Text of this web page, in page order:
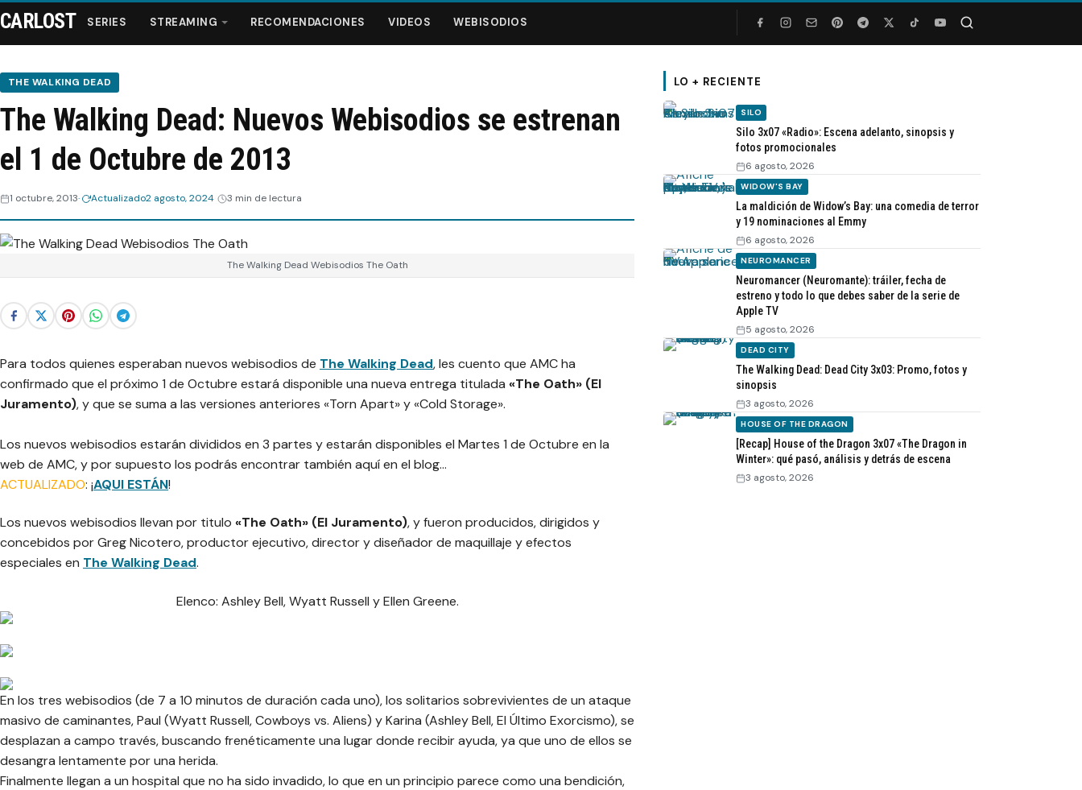
Series
Streaming
Webisodios
CARLOST SERIES STREAMING RECOMENDACIONES VIDEOS WEBISODIOS
THE WALKING DEAD
The Walking Dead: Nuevos Webisodios se estrenan
el 1 de Octubre de 2013
1 octubre, 2013 Actualizado2 agosto, 2024 3 min de lectura
The Walking Dead Webisodios The Oath
Para todos quienes esperaban nuevos webisodios de The Walking Dead, les cuento que AMC ha
confirmado que el próximo 1 de Octubre estará disponible una nueva entrega titulada «The Oath» (El
Juramento), y que se suma a las versiones anteriores «Torn Apart» y «Cold Storage».
Los nuevos webisodios estarán divididos en 3 partes y estarán disponibles el Martes 1 de Octubre en la
web de AMC, y por supuesto los podrás encontrar también aquí en el blog…
ACTUALIZADO: ¡AQUI ESTÁN!
Los nuevos webisodios llevan por titulo «The Oath» (El Juramento), y fueron producidos, dirigidos y
concebidos por Greg Nicotero, productor ejecutivo, director y diseñador de maquillaje y efectos
especiales en The Walking Dead.
Elenco: Ashley Bell, Wyatt Russell y Ellen Greene.
En los tres webisodios (de 7 a 10 minutos de duración cada uno), los solitarios sobrevivientes de un ataque
masivo de caminantes, Paul (Wyatt Russell, Cowboys vs. Aliens) y Karina (Ashley Bell, El Último Exorcismo), se
desplazan a campo través, buscando frenéticamente una lugar donde recibir ayuda, ya que uno de ellos se
desangra lentamente por una herida.
Finalmente llegan a un hospital que no ha sido invadido, lo que en un principio parece como una bendición,
LO + RECIENTE
SILO
Silo 3x07 «Radio»: Escena adelanto, sinopsis y
fotos promocionales
6 agosto, 2026
WIDOW'S BAY
La maldición de Widow’s Bay: una comedia de terror
y 19 nominaciones al Emmy
6 agosto, 2026
NEUROMANCER
Neuromancer (Neuromante): tráiler, fecha de
estreno y todo lo que debes saber de la serie de
Apple TV
5 agosto, 2026
DEAD CITY
The Walking Dead: Dead City 3x03: Promo, fotos y
sinopsis
3 agosto, 2026
HOUSE OF THE DRAGON
[Recap] House of the Dragon 3x07 «The Dragon in
Winter»: qué pasó, análisis y detrás de escena
3 agosto, 2026